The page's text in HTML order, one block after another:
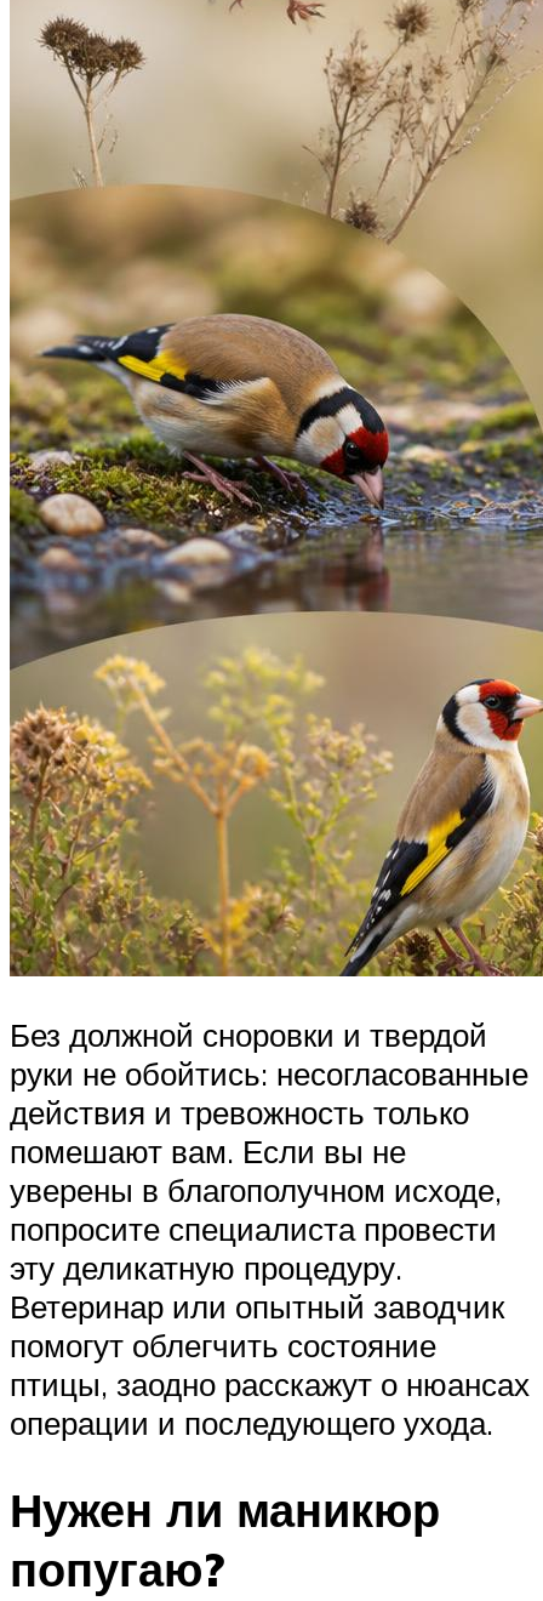
Без должной сноровки и твердой
руки не обойтись: несогласованные
действия и тревожность только
помешают вам. Если вы не
уверены в благополучном исходе,
попросите специалиста провести
эту деликатную процедуру.
Ветеринар или опытный заводчик
помогут облегчить состояние
птицы, заодно расскажут о нюансах
операции и последующего ухода.
Нужен ли маникюр
попугаю?